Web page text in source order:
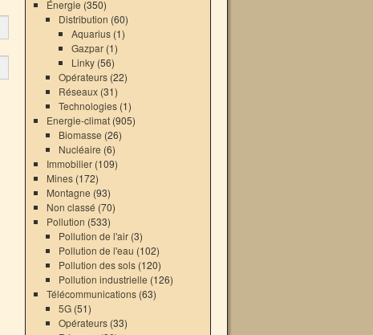
Énergie (350)
Distribution (60)
Aquarius(1)
Gazpar(1)
Linky(56)
Opérateurs (22)
Réseaux (31)
Technologies (1)
Energie-climat(905)
Biomasse (26)
Nucléaire (6)
Immobilier(109)
Mines(172)
Montagne (93)
Non classé (70)
Pollution (533)
Pollution de l'air (3)
Pollution de l'eau (102)
Pollution des sols (120)
Pollution industrielle (126)
Télécommunications(63)
5G (51)
Opérateurs (33)